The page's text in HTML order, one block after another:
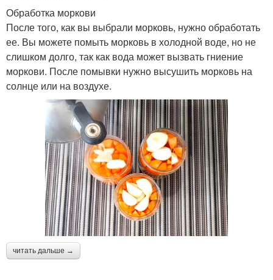
Обработка моркови
После того, как вы выбрали морковь, нужно обработать
ее. Вы можете помыть морковь в холодной воде, но не
слишком долго, так как вода может вызвать гниение
моркови. После помывки нужно высушить морковь на
солнце или на воздухе.
читать дальше →